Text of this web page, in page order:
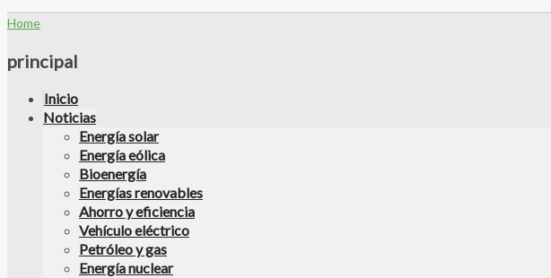
Home
principal
Inicio
Noticias
Energía solar
Energía eólica
Bioenergía
Energías renovables
Ahorro y eficiencia
Vehículo eléctrico
Petróleo y gas
Energía nuclear